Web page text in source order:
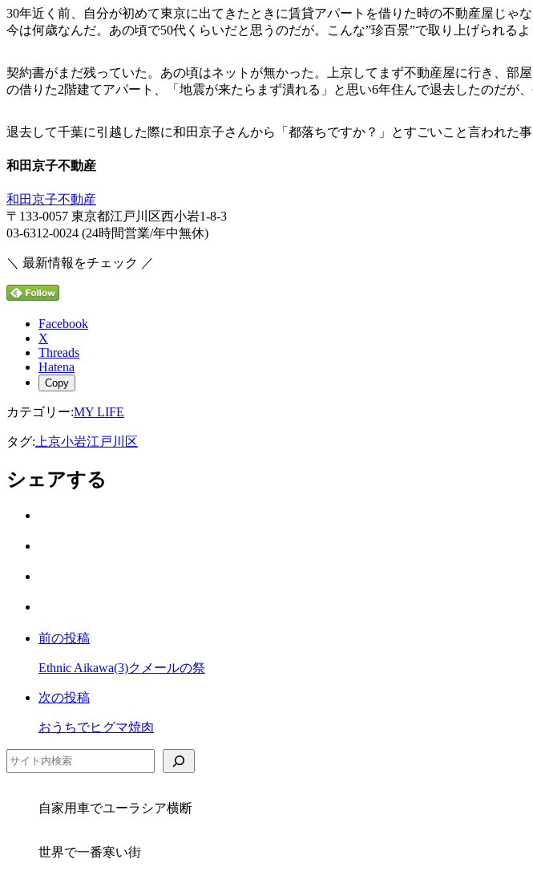
30年近く前、自分が初めて東京に出てきたときに賃貸アパートを借りた時の不動産屋じ
今は何歳なんだ。あの頃で50代くらいだと思うのだが。こんな”珍百景”で取り上げられる
契約書がまだ残っていた。あの頃はネットが無かった。上京してまず不動産屋に行き、
の借りた2階建てアパート、「地震が来たらまず潰れる」と思い6年住んで退去したのだが
退去して千葉に引越した際に和田京子さんから「都落ちですか？」とすごいこと言われた
和田京子不動産
和田京子不動産
〒133-0057 東京都江戸川区西小岩1-8-3
03-6312-0024 (24時間営業/年中無休)
＼ 最新情報をチェック ／
Facebook
X
Threads
Hatena
Copy
カテゴリー:MY LIFE
タグ: 上京小岩江戸川区
シェアする
ク
マ
ー
に
存
ア
シ
ア
前の投稿
Ethnic Aikawa(3)クメールの祭
次の投稿
おうちでヒグマ焼肉
検索
自家用車でユーラシア横断
世界で一番寒い街